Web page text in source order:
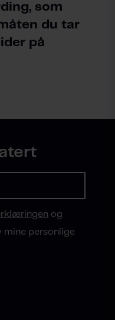
som
du tar
på
og
mine personlige